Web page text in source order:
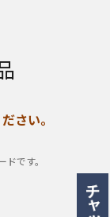
さい。
です。